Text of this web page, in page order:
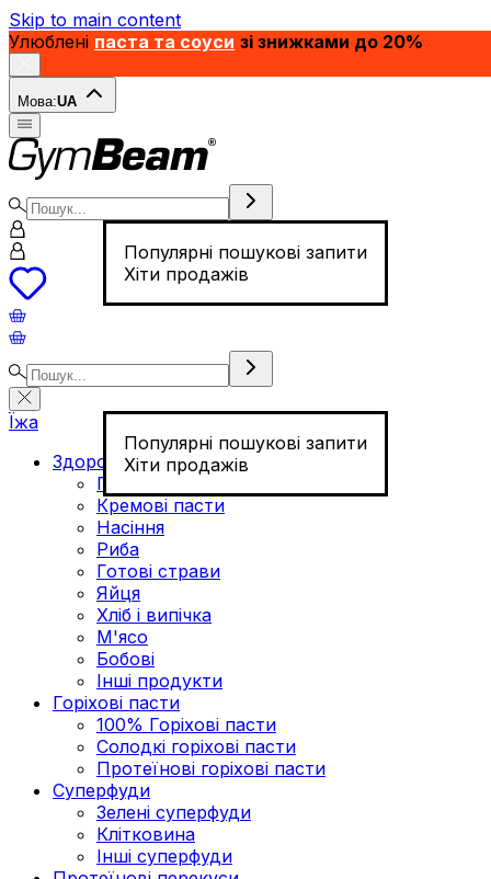
Skip to main content
Улюблені паста та соуси зі знижками до 20%
Мова:UA
Популярні пошукові запити
Хіти продажів
Популярні пошукові запити
Хіти продажів
Їжа
Здорове харчування
Горіхи
Кремові пасти
Насіння
Риба
Готові страви
Яйця
Хліб і випічка
М'ясо
Бобові
Інші продукти
Горіхові пасти
100% Горіхові пасти
Солодкі горіхові пасти
Протеїнові горіхові пасти
Суперфуди
Зелені суперфуди
Клітковина
Інші суперфуди